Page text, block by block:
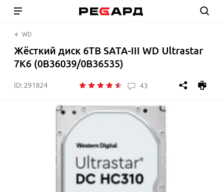
WD
Жёсткий диск 6TB SATA-III WD Ultrastar
7K6 (0B36039/0B36535)
ID: 291824 43